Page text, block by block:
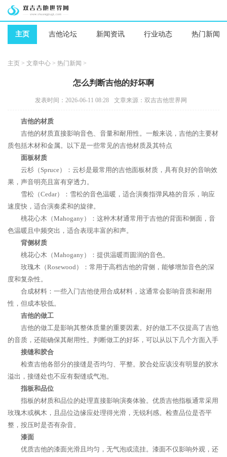
主页 吉他论坛 新闻资讯 行业动态 热门新闻
主页 > 文章中心 > 热门新闻 >
怎么判断吉他的好坏啊
发表时间：2026-06-11 08:28 文章来源：双吉吉他世界网
吉他的材质
吉他的材质直接影响音色、音量和耐用性。一般来说，吉他的主要材
质包括木材和金属。以下是一些常见的吉他材质及其特点
面板材质
云杉（Spruce）：云杉是最常用的吉他面板材质，具有良好的音响效
果，声音明亮且富有穿透力。
雪松（Cedar）：雪松的音色温暖，适合演奏指弹风格的音乐，响应
速度快，适合演奏柔和的旋律。
桃花心木（Mahogany）：这种木材通常用于吉他的背面和侧面，音
色温暖且中频突出，适合表现丰富的和声。
背侧材质
桃花心木（Mahogany）：提供温暖而圆润的音色。
玫瑰木（Rosewood）：常用于高档吉他的背侧，能够增加音色的深
度和复杂性。
合成材料：一些入门吉他使用合成材料，这通常会影响音质和耐用
性，但成本较低。
吉他的做工
吉他的做工是影响其整体质量的重要因素。好的做工不仅提高了吉他
的音质，还能确保其耐用性。判断做工的好坏，可以从以下几个方面入手
接缝和胶合
检查吉他各部分的接缝是否均匀、平整。胶合处应该没有明显的胶水
溢出，接缝处也不应有裂缝或气泡。
指板和品位
指板的材质和品位的处理直接影响演奏体验。优质吉他指板通常采用
玫瑰木或枫木，且品位边缘应处理得光滑，无锐利感。检查品位是否平
整，按压时是否有杂音。
漆面
优质吉他的漆面光滑且均匀，无气泡或流挂。漆面不仅影响外观，还